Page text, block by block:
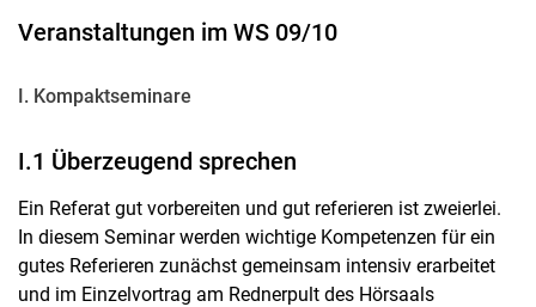
Veranstaltungen im WS 09/10
I. Kompaktseminare
I.1 Überzeugend sprechen
Ein Referat gut vorbereiten und gut referieren ist zweierlei.
In diesem Seminar werden wichtige Kompetenzen für ein
gutes Referieren zunächst gemeinsam intensiv erarbeitet
und im Einzelvortrag am Rednerpult des Hörsaals